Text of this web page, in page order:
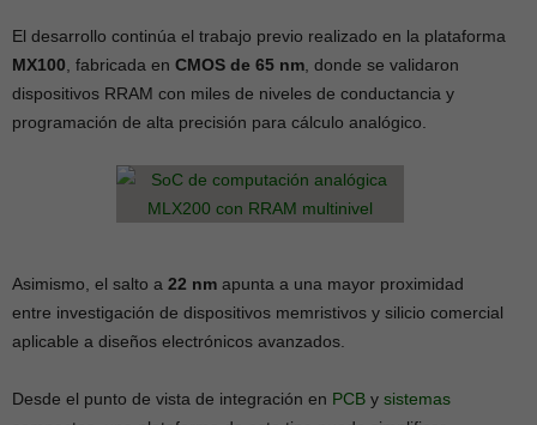
El desarrollo continúa el trabajo previo realizado en la plataforma
MX100 , fabricada en CMOS de 65 nm , donde se validaron
dispositivos RRAM con miles de niveles de conductancia y
programación de alta precisión para cálculo analógico.
Asimismo, el salto a 22 nm apunta a una mayor proximidad
entre investigación de dispositivos memristivos y silicio comercial
aplicable a diseños electrónicos avanzados.
Desde el punto de vista de integración en PCB y sistemas